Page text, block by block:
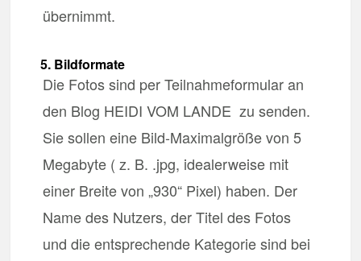
übernimmt.
5. Bildformate
Die Fotos sind per Teilnahmeformular an
den Blog HEIDI VOM LANDE zu senden.
Sie sollen eine Bild-Maximalgröße von 5
Megabyte ( z. B. .jpg, idealerweise mit
einer Breite von „930“ Pixel) haben. Der
Name des Nutzers, der Titel des Fotos
und die entsprechende Kategorie sind bei